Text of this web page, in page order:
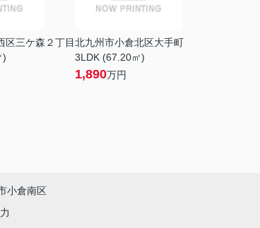
区三ケ森２丁目
)
北九州市小倉北区大手町
3LDK (67.20㎡)
1,890万円
小倉南区